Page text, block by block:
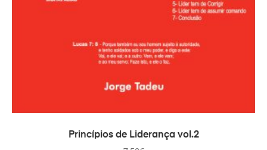
ADICIONAR
Princípios de Liderança vol.2